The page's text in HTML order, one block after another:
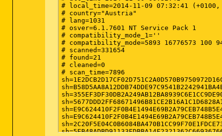
# local_time=2014-11-09 07:32:41
# country="Austria"
# lang=1031
# osver=6.1.7601 NT Service Pack 1
# compatibility_mode_1=''
# compatibility_mode=5893 16776573 100
# scanned=331654
# found=21
# cleaned=0
# scan_time=7896